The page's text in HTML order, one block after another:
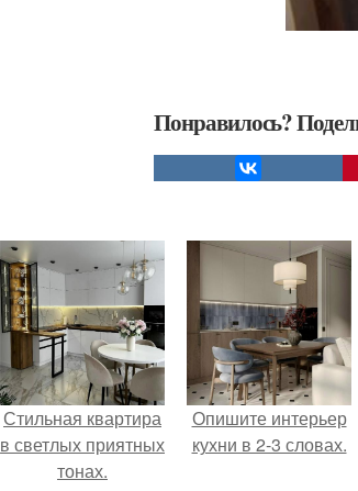
Понравилось?
Стильная квартира
в светлых приятных
тонах.
Опишите интерьер
кухни в 2-3 словах.